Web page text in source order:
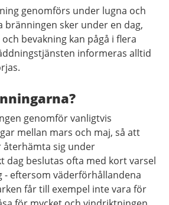
genomförs under lugna och
bränningen sker under en dag,
bevakning kan pågå i flera
informeras alltid
genomför vanligtvis
mellan mars och maj, så att
sig under
dag beslutas ofta med kort varsel
- eftersom väderförhållandena
får till exempel inte vara för